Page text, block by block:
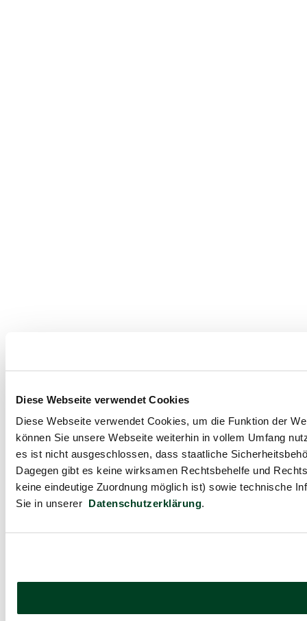
Diese Webseite verwendet Cookies
Diese Webseite verwendet Cookies, um die Funktion der
können Sie unsere Webseite weiterhin in vollem Umfang
es ist nicht ausgeschlossen, dass staatliche
Dagegen gibt es keine wirksamen Rechtsbehelfe und
keine eindeutige Zuordnung möglich ist) sowie technische
Sie in unserer Datenschutzerklärung.